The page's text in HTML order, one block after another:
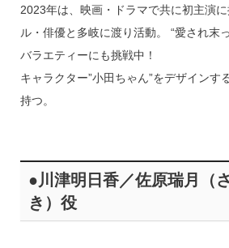
2023年は、映画・ドラマで共に初主演
ル・俳優と多岐に渡り活動。 “愛され末
バラエティーにも挑戦中！
キャラクター”小田ちゃん”をデザインす
持つ。
●川津明日香／佐原瑞月（
き）役